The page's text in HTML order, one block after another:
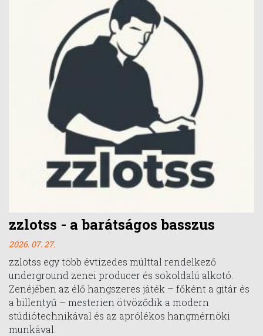
zzlotss - a barátságos basszus
2026. 07. 27.
zzlotss egy több évtizedes múlttal rendelkező
underground zenei producer és sokoldalú alkotó.
Zenéjében az élő hangszeres játék – főként a gitár és
a billentyű – mesterien ötvöződik a modern
stúdiótechnikával és az aprólékos hangmérnöki
munkával.